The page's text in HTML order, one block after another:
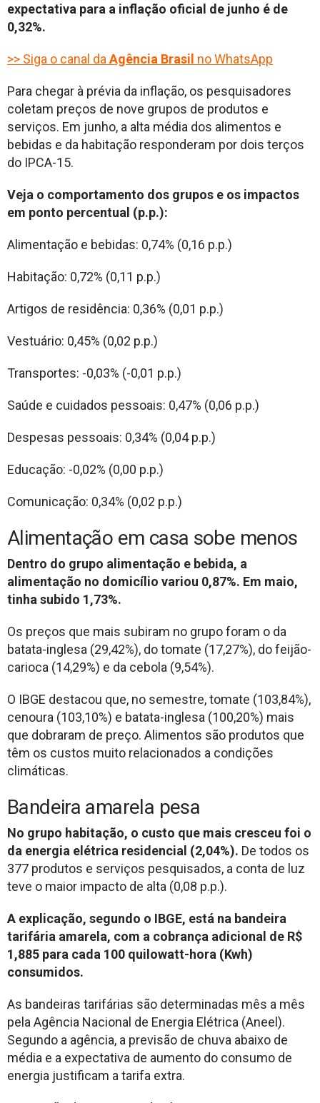
expectativa para a inflação oficial de junho é de
0,32%.
>> Siga o canal da Agência Brasil no WhatsApp
Para chegar à prévia da inflação, os pesquisadores
coletam preços de nove grupos de produtos e
serviços. Em junho, a alta média dos alimentos e
bebidas e da habitação responderam por dois terços
do IPCA-15.
Veja o comportamento dos grupos e os impactos
em ponto percentual (p.p.):
Alimentação e bebidas: 0,74% (0,16 p.p.)
Habitação: 0,72% (0,11 p.p.)
Artigos de residência: 0,36% (0,01 p.p.)
Vestuário: 0,45% (0,02 p.p.)
Transportes: -0,03% (-0,01 p.p.)
Saúde e cuidados pessoais: 0,47% (0,06 p.p.)
Despesas pessoais: 0,34% (0,04 p.p.)
Educação: -0,02% (0,00 p.p.)
Comunicação: 0,34% (0,02 p.p.)
Alimentação em casa sobe menos
Dentro do grupo alimentação e bebida, a
alimentação no domicílio variou 0,87%. Em maio,
tinha subido 1,73%.
Os preços que mais subiram no grupo foram o da
batata-inglesa (29,42%), do tomate (17,27%), do feijão-
carioca (14,29%) e da cebola (9,54%).
O IBGE destacou que, no semestre, tomate (103,84%),
cenoura (103,10%) e batata-inglesa (100,20%) mais
que dobraram de preço. Alimentos são produtos que
têm os custos muito relacionados a condições
climáticas.
Bandeira amarela pesa
No grupo habitação, o custo que mais cresceu foi o
da energia elétrica residencial (2,04%). De todos os
377 produtos e serviços pesquisados, a conta de luz
teve o maior impacto de alta (0,08 p.p.).
A explicação, segundo o IBGE, está na bandeira
tarifária amarela, com a cobrança adicional de R$
1,885 para cada 100 quilowatt-hora (Kwh)
consumidos.
As bandeiras tarifárias são determinadas mês a mês
pela Agência Nacional de Energia Elétrica (Aneel).
Segundo a agência, a previsão de chuva abaixo de
média e a expectativa de aumento do consumo de
energia justificam a tarifa extra.